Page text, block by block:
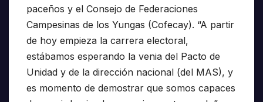
paceños y el Consejo de Federaciones
Campesinas de los Yungas (Cofecay). “A partir
de hoy empieza la carrera electoral,
estábamos esperando la venia del Pacto de
Unidad y de la dirección nacional (del MAS), y
es momento de demostrar que somos capaces